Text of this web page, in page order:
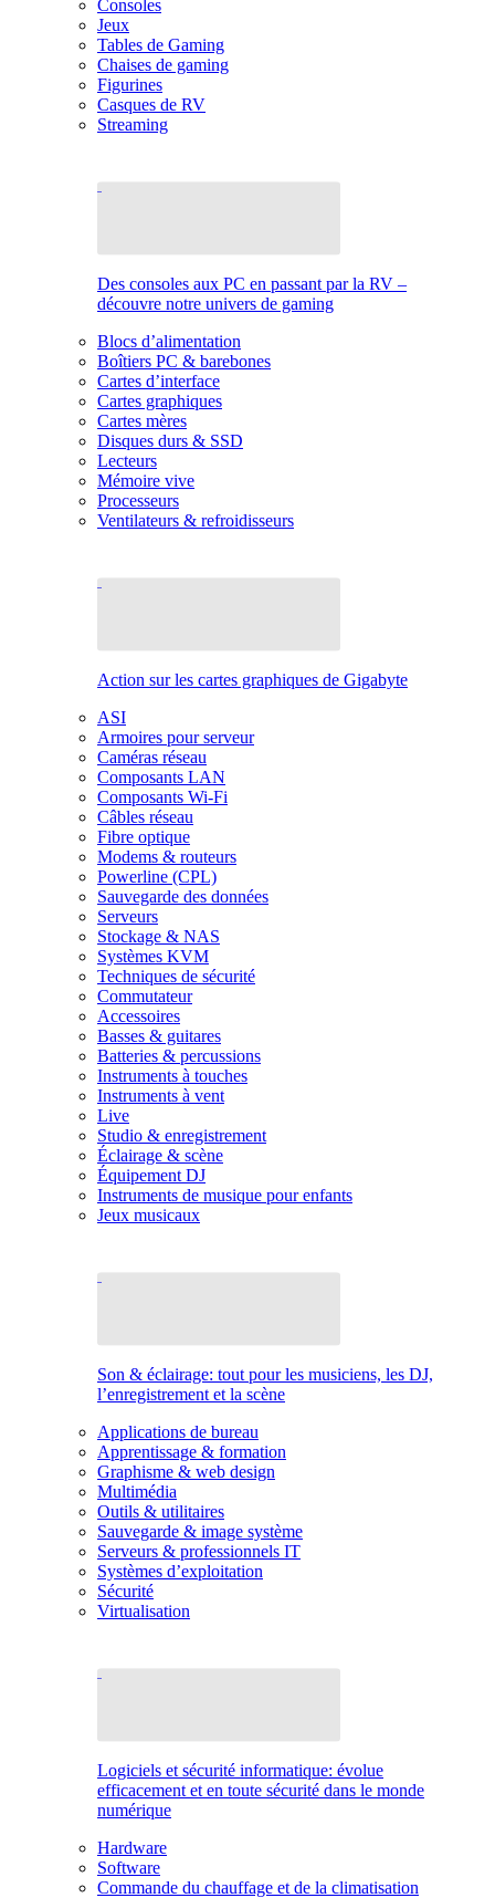
Consoles
Jeux
Tables de Gaming
Chaises de gaming
Figurines
Casques de RV
Streaming
Des consoles aux PC en passant par la RV –
découvre notre univers de gaming
Blocs d’alimentation
Boîtiers PC & barebones
Cartes d’interface
Cartes graphiques
Cartes mères
Disques durs & SSD
Lecteurs
Mémoire vive
Processeurs
Ventilateurs & refroidisseurs
Action sur les cartes graphiques de Gigabyte
ASI
Armoires pour serveur
Caméras réseau
Composants LAN
Composants Wi-Fi
Câbles réseau
Fibre optique
Modems & routeurs
Powerline (CPL)
Sauvegarde des données
Serveurs
Stockage & NAS
Systèmes KVM
Techniques de sécurité
Commutateur
Accessoires
Basses & guitares
Batteries & percussions
Instruments à touches
Instruments à vent
Live
Studio & enregistrement
Éclairage & scène
Équipement DJ
Instruments de musique pour enfants
Jeux musicaux
Son & éclairage: tout pour les musiciens, les DJ,
l’enregistrement et la scène
Applications de bureau
Apprentissage & formation
Graphisme & web design
Multimédia
Outils & utilitaires
Sauvegarde & image système
Serveurs & professionnels IT
Systèmes d’exploitation
Sécurité
Virtualisation
Logiciels et sécurité informatique: évolue
efficacement et en toute sécurité dans le monde
numérique
Hardware
Software
Commande du chauffage et de la climatisation